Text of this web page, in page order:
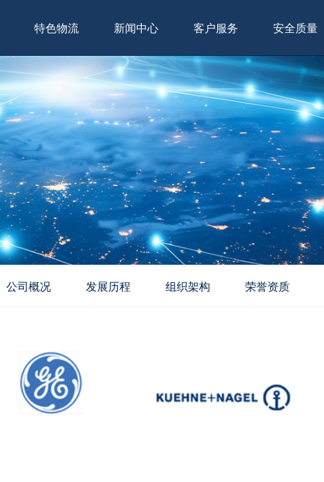
特色物流 新闻中心 客户服务 安全质量
公司概况 发展历程 组织架构 荣誉资质